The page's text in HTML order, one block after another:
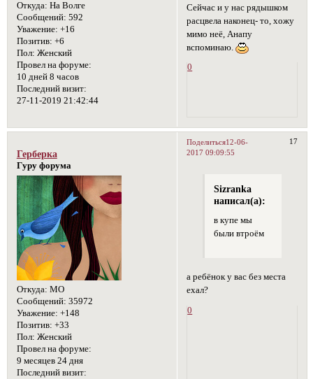
Откуда: На Волге
Сообщений: 592
Уважение: +16
Позитив: +6
Пол: Женский
Провел на форуме:
10 дней 8 часов
Последний визит:
27-11-2019 21:42:44
Сейчас и у нас рядышком
расцвела наконец- то, хожу
мимо неё, Анапу
вспоминаю.
0
Поделиться 17
12-06-
2017 09:09:55
Герберка
Гуру форума
Откуда: МО
Сообщений: 35972
Уважение: +148
Позитив: +33
Пол: Женский
Провел на форуме:
9 месяцев 24 дня
Последний визит:
Sizranka
написал(а):
в купе мы
были втроём
а ребёнок у вас без места
ехал?
0